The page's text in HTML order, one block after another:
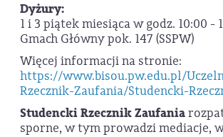
Dyżury:
1 i 3 piątek miesiąca w godz. 10:00 -
Gmach Główny pok. 147 (SSPW)
Więcej informacji na stronie:
https://www.bisou.pw.edu.pl/
Rzecznik-Zaufania/Studencki-
Studencki Rzecznik Zaufania
sporne, w tym prowadzi mediacje,